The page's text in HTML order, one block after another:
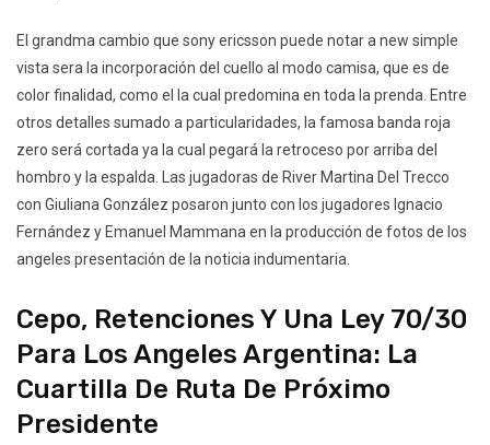
El grandma cambio que sony ericsson puede notar a new simple
vista sera la incorporación del cuello al modo camisa, que es de
color finalidad, como el la cual predomina en toda la prenda. Entre
otros detalles sumado a particularidades, la famosa banda roja
zero será cortada ya la cual pegará la retroceso por arriba del
hombro y la espalda. Las jugadoras de River Martina Del Trecco
con Giuliana González posaron junto con los jugadores Ignacio
Fernández y Emanuel Mammana en la producción de fotos de los
angeles presentación de la noticia indumentaria.
Cepo, Retenciones Y Una Ley 70/30
Para Los Angeles Argentina: La
Cuartilla De Ruta De Próximo
Presidente